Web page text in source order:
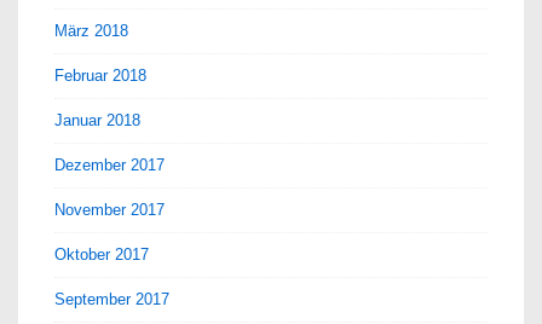
März 2018
Februar 2018
Januar 2018
Dezember 2017
November 2017
Oktober 2017
September 2017